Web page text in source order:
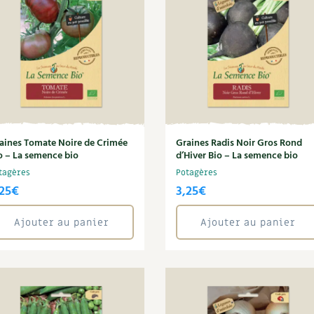
Société, engagement Feuilleter
et gros oeuvre
écologiques
de l’eau
de la maison
Actions pour la planète
Tomate Noire de Crimée
– La semence bio
€
Ajouter au panier
Graines Radis Noir Gros Rond
d’Hiver Bio – La semence bio
Potagères
3,25€
Ajouter au panier